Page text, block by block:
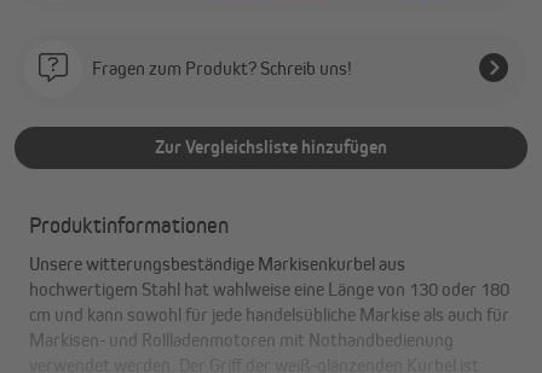
Fragen zum Produkt? Schreib uns!
Zur Vergleichsliste hinzufügen
Produktinformationen
Unsere witterungsbeständige Markisenkurbel aus
hochwertigem Stahl hat wahlweise eine Länge von 130 oder 180
cm und kann sowohl für jede handelsübliche Markise als auch für
Markisen- und Rollladenmotoren mit Nothandbedienung